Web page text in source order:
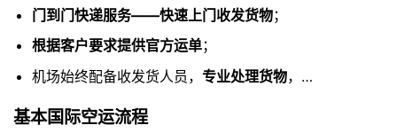
门到门快递服务——快速上门收发货物；
根据客户要求提供官方运单；
机场始终配备收发货人员， 专业处理货物，…
基本国际空运流程